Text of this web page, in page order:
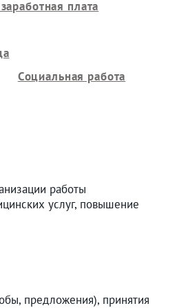
плата
Социальная работа
работы
услуг, повышение
предложения), принятия